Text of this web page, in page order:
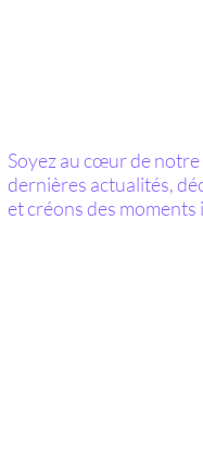
Soyez au cœur de
dernières actualités,
et créons des moments